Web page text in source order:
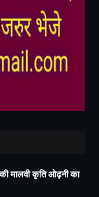
मालवी कृति ओढ़नी का